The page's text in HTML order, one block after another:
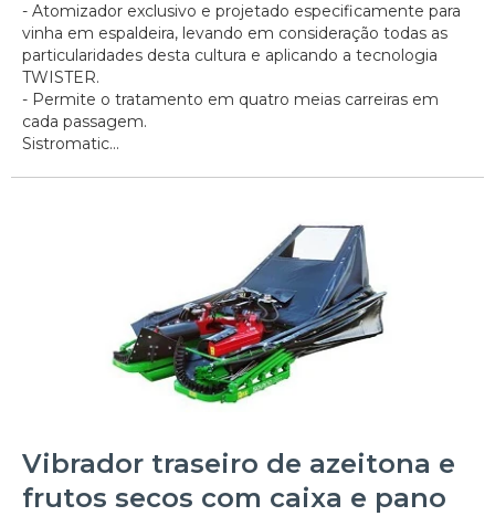
- Atomizador exclusivo e projetado especificamente para
vinha em espaldeira, levando em consideração todas as
particularidades desta cultura e aplicando a tecnologia
TWISTER.
- Permite o tratamento em quatro meias carreiras em
cada passagem.
Sistromatic...
Vibrador traseiro de azeitona e
frutos secos com caixa e pano